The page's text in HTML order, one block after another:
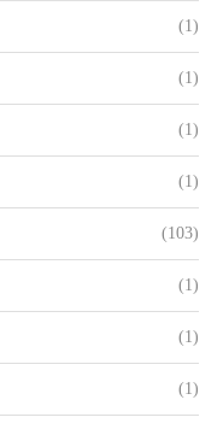
(1)
(1)
(1)
(1)
(103)
(1)
(1)
(1)